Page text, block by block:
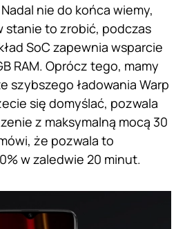
nie do końca wiemy,
stanie to zrobić, podczas
SoC zapewnia wsparcie
RAM. Oprócz tego, mamy
szybszego ładowania Warp
się domyślać, pozwala
z maksymalną mocą 30
że pozwala to
w zaledwie 20 minut.